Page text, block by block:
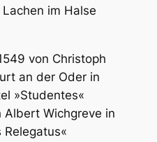
im Halse
von Christoph
an der Oder in
»Studentes«
Wichgreve in
Relegatus«